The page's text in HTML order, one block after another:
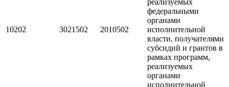
10202 3021502 2010502
реализуемых
федеральными
органами
исполнительной
власти, получателями
субсидий и грантов в
рамках программ,
реализуемых
органами
исполнительной